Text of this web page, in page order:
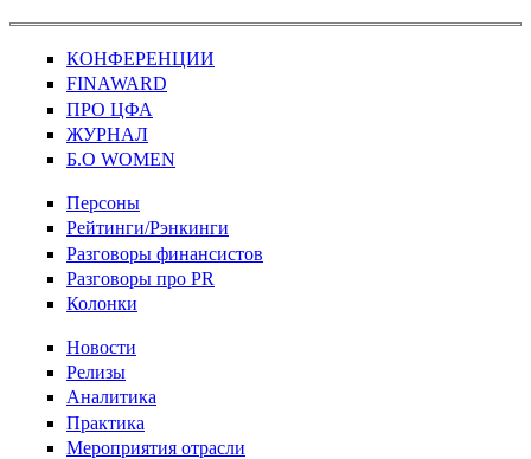
КОНФЕРЕНЦИИ
FINAWARD
ПРО ЦФА
ЖУРНАЛ
Б.О WOMEN
Персоны
Рейтинги/Рэнкинги
Разговоры финансистов
Разговоры про PR
Колонки
Новости
Релизы
Аналитика
Практика
Мероприятия отрасли